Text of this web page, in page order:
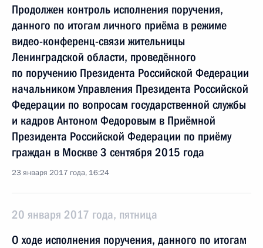
Продолжен контроль исполнения поручения,
данного по итогам личного приёма в режиме
видео-конференц-связи жительницы
Ленинградской области, проведённого
по поручению Президента Российской Федерации
начальником Управления Президента Российской
Федерации по вопросам государственной службы
и кадров Антоном Федоровым в Приёмной
Президента Российской Федерации по приёму
граждан в Москве 3 сентября 2015 года
23 января 2017 года, 16:24
20 января 2017 года, пятница
О ходе исполнения поручения, данного по итогам